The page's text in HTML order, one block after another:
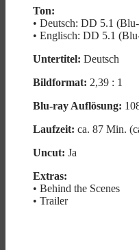
Ton:
• Deutsch: DD 5.1
• Englisch: DD 5.1
Untertitel: Deutsch
Bildformat: 2,39 : 1
Blu-ray Auflösung:
Laufzeit: ca. 87 Min.
Uncut: Ja
Extras:
• Behind the Scenes
• Trailer